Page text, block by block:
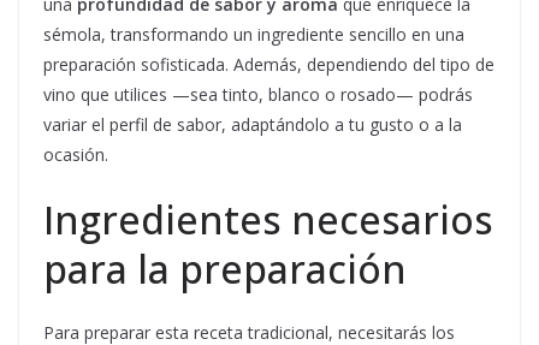
sémola, transformando un ingrediente sencillo en una
preparación sofisticada. Además, dependiendo del tipo de
vino que utilices —sea tinto, blanco o rosado— podrás
variar el perfil de sabor, adaptándolo a tu gusto o a la
ocasión.
Ingredientes necesarios
para la preparación
Para preparar esta receta tradicional, necesitarás los